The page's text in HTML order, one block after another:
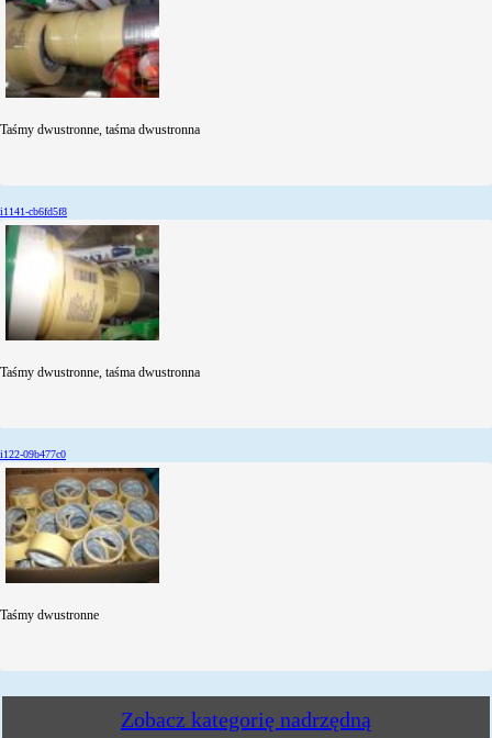
Taśmy dwustronne, taśma dwustronna
i1141-cb6fd5f8
Taśmy dwustronne, taśma dwustronna
i122-09b477c0
Taśmy dwustronne
Zobacz kategorię nadrzędną